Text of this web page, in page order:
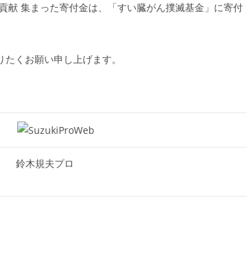
集まった寄付金は、「すい臓がん撲滅基金」に寄付
くお願い申し上げます。
鈴木規夫プロ